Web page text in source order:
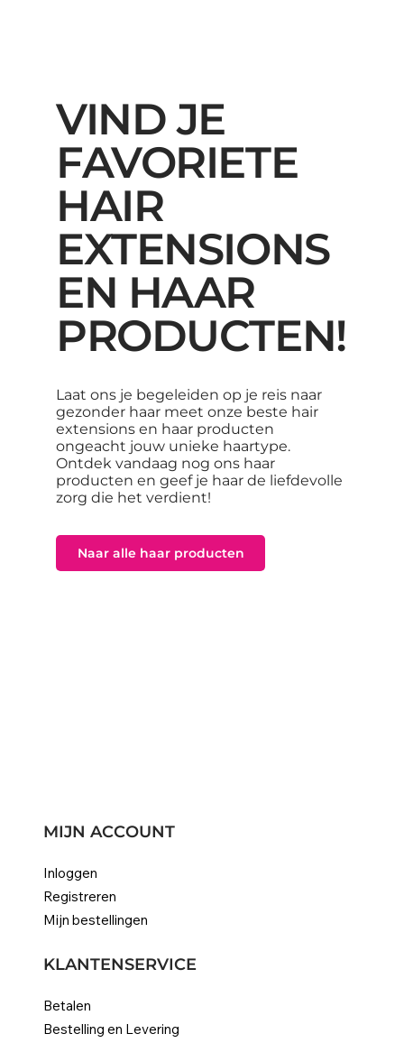
VIND JE
FAVORIETE
HAIR
EXTENSIONS
EN HAAR
PRODUCTEN!
Laat ons je begeleiden op je reis naar
gezonder haar meet onze beste hair
extensions en haar producten
ongeacht jouw unieke haartype.
Ontdek vandaag nog ons haar
producten en geef je haar de liefdevolle
zorg die het verdient!
Naar alle haar producten
MIJN ACCOUNT
Inloggen
Registreren
Mijn bestellingen
KLANTENSERVICE
Betalen
Bestelling en Levering